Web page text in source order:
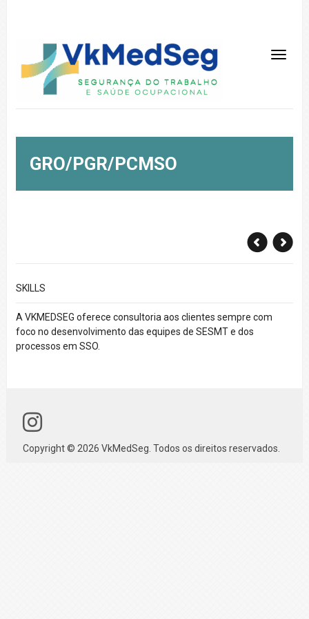
GRO/PGR/PCMSO
SKILLS
A VKMEDSEG oferece consultoria aos clientes sempre com
foco no desenvolvimento das equipes de SESMT e dos
processos em SSO.
Copyright © 2026 VkMedSeg. Todos os direitos reservados.